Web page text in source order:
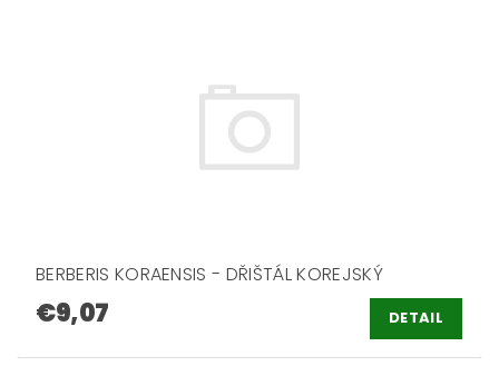
BERBERIS KORAENSIS - DŘIŠTÁL KOREJSKÝ
€9,07 DETAIL